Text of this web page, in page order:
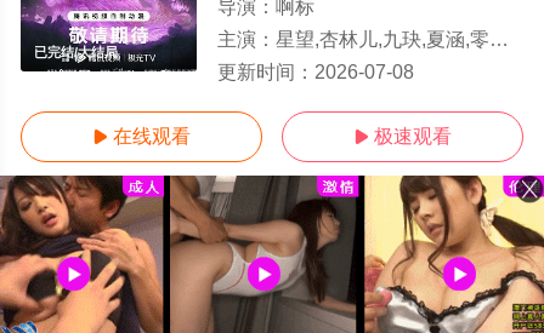
已完结/大结局
导演： 啊标
主演： 星望,杏林儿,九玦,夏涵,零柒,木九,香凝,绿绮,良生,囧森瑟夫,巽辰,王雲行
更新时间： 2026-07-08
 在线观看  极速观看